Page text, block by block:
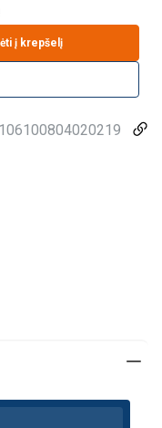
į krepšelį
106100804020219